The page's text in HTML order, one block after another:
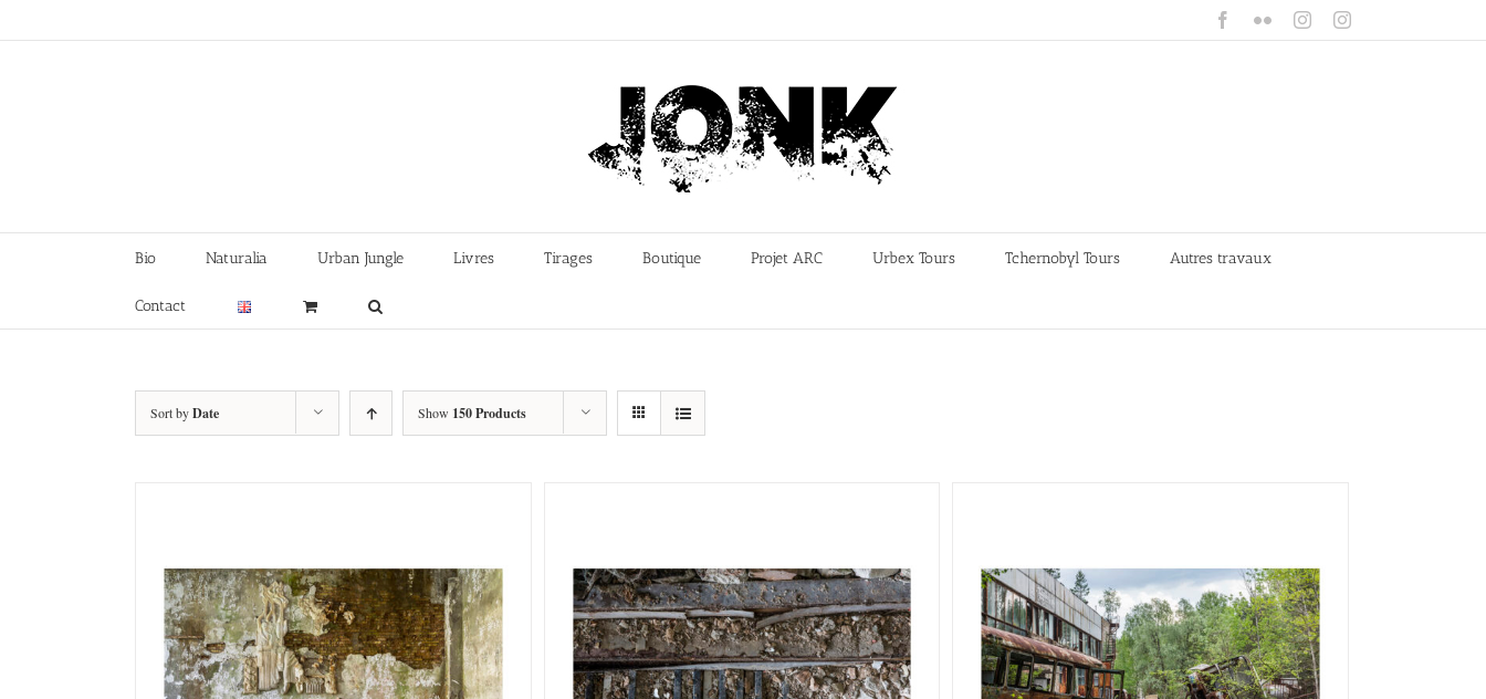
Facebook
FlickrInstagramInstagram
Bio Naturalia Urban Jungle Livres Tirages Boutique Projet ARC Urbex Tours Tchernobyl Tours Autres travaux
Contact
Sort byDate Show 150 Products